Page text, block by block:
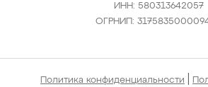
ИНН: 580313642057
ОГРНИП:
Политика конфиденциальности